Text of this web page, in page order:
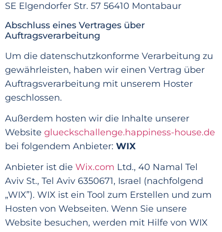
SE Elgendorfer Str. 57 56410 Montabaur
Abschluss eines Vertrages über
Auftragsverarbeitung
Um die datenschutzkonforme Verarbeitung zu
gewährleisten, haben wir einen Vertrag über
Auftragsverarbeitung mit unserem Hoster
geschlossen.
Außerdem hosten wir die Inhalte unserer
Website glueckschallenge.happiness-house.de
bei folgendem Anbieter: WIX
Anbieter ist die Wix.com Ltd., 40 Namal Tel
Aviv St., Tel Aviv 6350671, Israel (nachfolgend
„WIX”). WIX ist ein Tool zum Erstellen und zum
Hosten von Webseiten. Wenn Sie unsere
Website besuchen, werden mit Hilfe von WIX